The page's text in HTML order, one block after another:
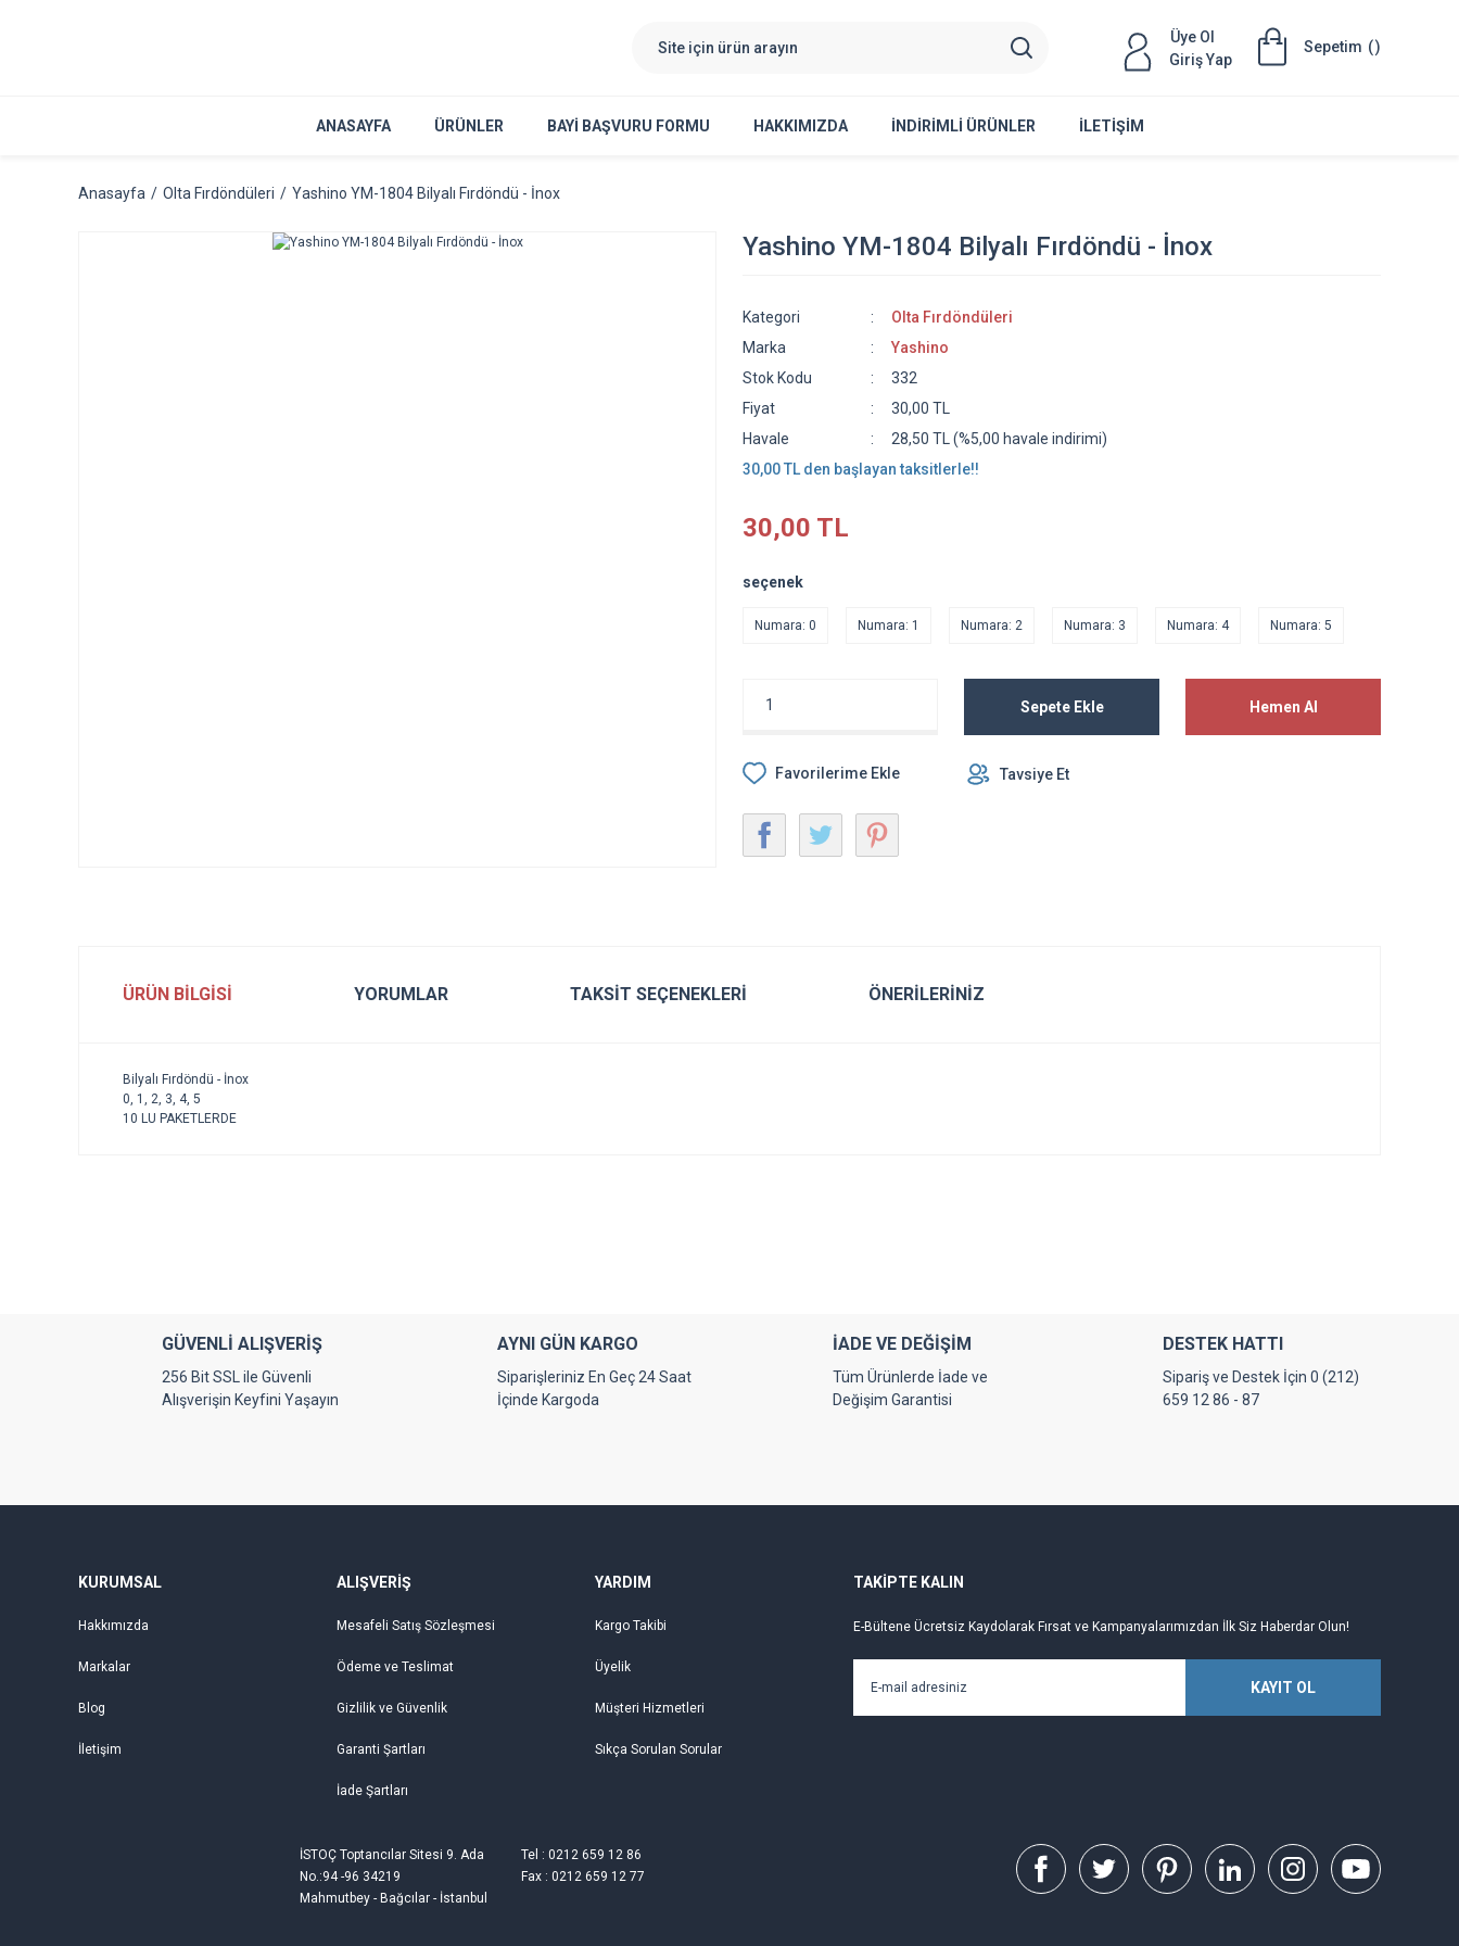
Giriş Yap
Üye Ol
Sepetim ()
ANASAYFA ÜRÜNLER BAYI BAŞVURU FORMU HAKKIMIZDA İNDİRİMLİ ÜRÜNLER İLETIŞIM
Anasayfa Olta Fırdöndüleri Yashino YM-1804 Bilyalı Fırdöndü - İnox
Yashino YM-1804 Bilyalı Fırdöndü - İnox
Kategori
Olta Fırdöndüleri
Marka
Yashino
Stok Kodu
332
Fiyat
30,00 TL
Havale
28,50 TL (%5,00 havale indirimi)
30,00 TL den başlayan taksitlerle!!
30,00 TL
seçenek
Numara: 0 Numara: 1 Numara: 2 Numara: 3 Numara: 4 Numara: 5
Sepete Ekle Hemen Al
Tavsiye Et
ÜRÜN BILGISI YORUMLAR TAKSIT SEÇENEKLERI ÖNERILERINIZ
Bilyalı Fırdöndü - İnox
0, 1, 2, 3, 4, 5
10 LU PAKETLERDE
Ürün fiyatı diğer sitelerden daha pahalı.
GÜVENLİ ALIŞVERİŞ
256 Bit SSL ile Güvenli
Alışverişin Keyfini Yaşayın
AYNI GÜN KARGO
Siparişleriniz En Geç 24 Saat
İçinde Kargoda
İADE VE DEĞİŞİM
Tüm Ürünlerde İade ve
Değişim Garantisi
DESTEK HATTI
Sipariş ve Destek İçin 0 (212)
659 12 86 - 87
KURUMSAL
Hakkımızda
Markalar
Blog
İletişim
ALIŞVERİŞ
Mesafeli Satış Sözleşmesi
Ödeme ve Teslimat
Gizlilik ve Güvenlik
Garanti Şartları
İade Şartları
YARDIM
Kargo Takibi
Üyelik
Müşteri Hizmetleri
Sıkça Sorulan Sorular
TAKİPTE KALIN
E-Bültene Ücretsiz Kaydolarak Fırsat ve Kampanyalarımızdan İlk Siz Haberdar Olun!
KAYIT OL
İSTOÇ Toptancılar Sitesi 9. Ada
No.:94 -96 34219
Mahmutbey - Bağcılar - İstanbul
Tel : 0212 659 12 86
Fax : 0212 659 12 77